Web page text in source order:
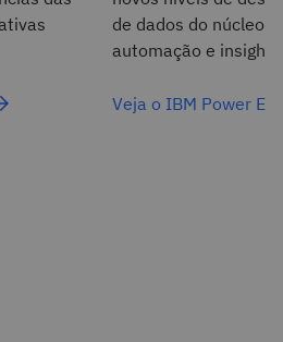
de dados do núcleo
automação e
Veja o IBM Power